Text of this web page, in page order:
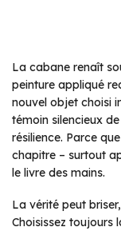
La cabane renaît
peinture appliqué
nouvel objet choisi
témoin silencieux
résilience. Parce
chapitre – surtout
le livre des mains.
La vérité peut
Choisissez toujours